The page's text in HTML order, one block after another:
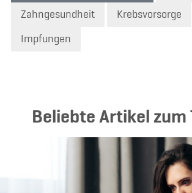
Zahngesundheit Krebsvorsorge
Impfungen
Beliebte Artikel zum